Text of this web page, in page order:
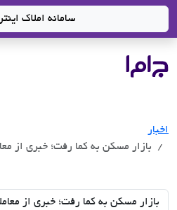
سامانه املاک
- سامانه جامع
اخبار
بازار مسکن به کما رفت؛ خبری از